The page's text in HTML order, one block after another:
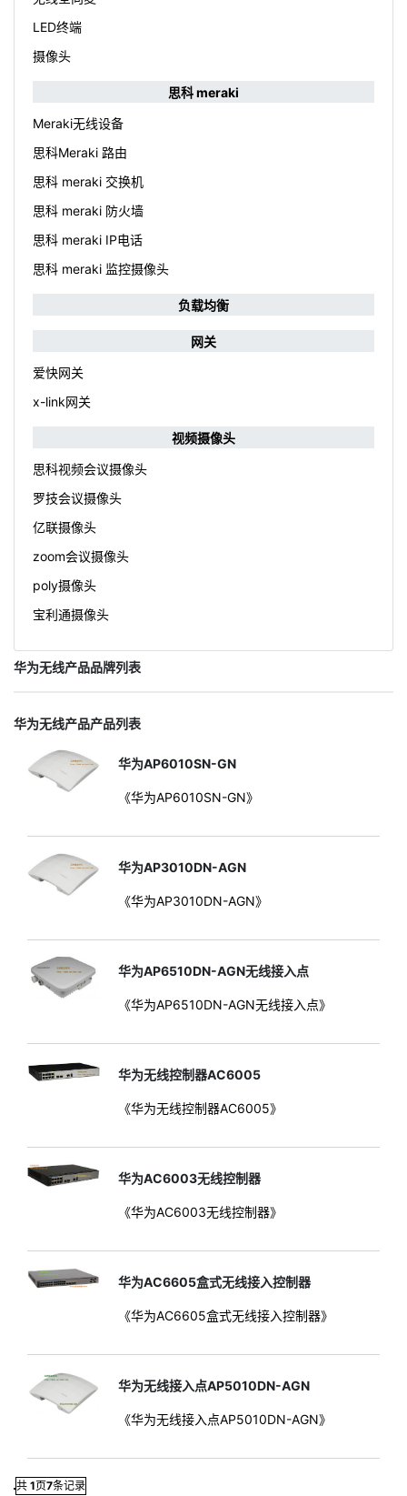
LED终端
摄像头
思科 meraki
Meraki无线设备
思科Meraki 路由
思科 meraki 交换机
思科 meraki 防火墙
思科 meraki IP电话
思科 meraki 监控摄像头
负载均衡
网关
爱快网关
x-link网关
视频摄像头
思科视频会议摄像头
罗技会议摄像头
亿联摄像头
zoom会议摄像头
poly摄像头
宝利通摄像头
华为无线产品品牌列表
华为无线产品产品列表
华为AP6010SN-GN
《华为AP6010SN-GN》
华为AP3010DN-AGN
《华为AP3010DN-AGN》
华为AP6510DN-AGN无线接入点
《华为AP6510DN-AGN无线接入点》
华为无线控制器AC6005
《华为无线控制器AC6005》
华为AC6003无线控制器
《华为AC6003无线控制器》
华为AC6605盒式无线接入控制器
《华为AC6605盒式无线接入控制器》
华为无线接入点AP5010DN-AGN
《华为无线接入点AP5010DN-AGN》
共 1页7条记录